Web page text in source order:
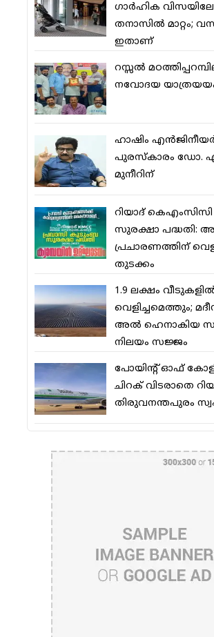
ഗാര്‍ഹിക
തനാസില്‍ മാറ്റം;
ഇതാണ്
റസ്സല്‍
നവോദയ
ഹാഷിം
പുരസ്‌കാരം ഡോ.
മുനീറിന്
റിയാദ്
സുരക്ഷാ പദ്ധതി:
പ്രചാരണത്തിന്
തുടക്കം
1.9 ലക്ഷം
വെളിച്ചമെത്തും;
അല്‍ ഹെനാകിയ
നിലയം സജ്ജം
പോയിന്റ് ഓഫ്
ചിറക് വിടരാതെ
തിരുവനന്തപുരം